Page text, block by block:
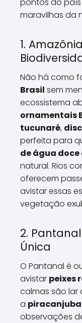
maravilhas da
1.
Não há como
Brasil sem
ecossistema
ornamentais
tucunaré,
perfeita para
de água
natural. Rios
oferecem
avistar essas
vegetação
2.
Única
O Pantanal é
avistar peixes
calmas são lar
a piracanjuba
observações